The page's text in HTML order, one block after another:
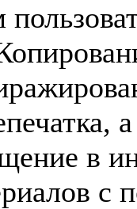
в
с